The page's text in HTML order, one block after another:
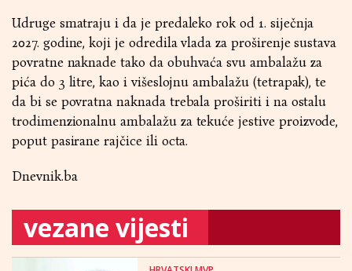
Udruge smatraju i da je predaleko rok od 1. siječnja
2027. godine, koji je odredila vlada za proširenje sustava
povratne naknade tako da obuhvaća svu ambalažu za
pića do 3 litre, kao i višeslojnu ambalažu (tetrapak), te
da bi se povratna naknada trebala proširiti i na ostalu
trodimenzionalnu ambalažu za tekuće jestive proizvode,
poput pasirane rajčice ili octa.
Dnevnik.ba
vezane vijesti